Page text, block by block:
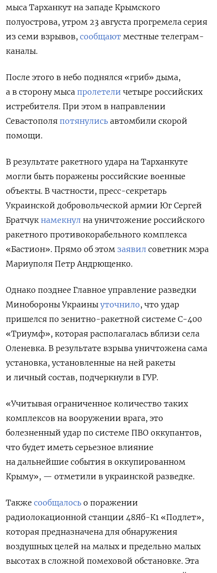
мыса Тарханкут на западе Крымского
полуострова, утром 23 августа прогремела серия
из семи взрывов, сообщают местные телеграм-
каналы.
После этого в небо поднялся «гриб» дыма,
а в сторону мыса пролетели четыре российских
истребителя. При этом в направлении
Севастополя потянулись автомбили скорой
помощи.
В результате ракетного удара на Тарханкуте
могли быть поражены российские военные
объекты. В частности, пресс-секретарь
Украинской добровольческой армии Юг Сергей
Братчук намекнул на уничтожение российского
ракетного противокорабельного комплекса
«Бастион». Прямо об этом заявил советник мэра
Мариуполя Петр Андрющенко.
Однако позднее Главное управление разведки
Минобороны Украины уточнило, что удар
пришелся по зенитно-ракетной системе С-400
«Триумф», которая располагалась вблизи села
Оленевка. В результате взрыва уничтожена сама
установка, установленные на ней ракеты
и личный состав, подчеркнули в ГУР.
«Учитывая ограниченное количество таких
комплексов на вооружении врага, это
болезненный удар по системе ПВО оккупантов,
что будет иметь серьезное влияние
на дальнейшие события в оккупированном
Крыму», — отметили в украинской разведке.
Также сообщалось о поражении
радиолокационной станции 48Яб-К1 «Подлет»,
которая предназначена для обнаружения
воздушных целей на малых и предельно малых
высотах в сложной помеховой обстановке. Эта